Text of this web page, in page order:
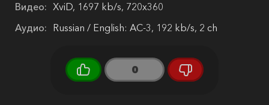
Видео: XviD, 1697 kb/s, 720x360
Аудио: Russian / English: AC-3, 192 kb/s, 2 ch
0